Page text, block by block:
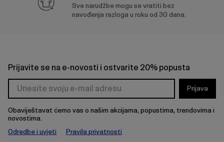
Sve narudžbe mogu se vratiti bez
navođenja razloga u roku od 30 dana.
Prijavite se na e-novosti i ostvarite 20% popusta
Prijava
Obaviještavat ćemo vas o našim akcijama, popustima, trendovima i
novostima.
Odredbe i uvjeti
Pravila privatnosti